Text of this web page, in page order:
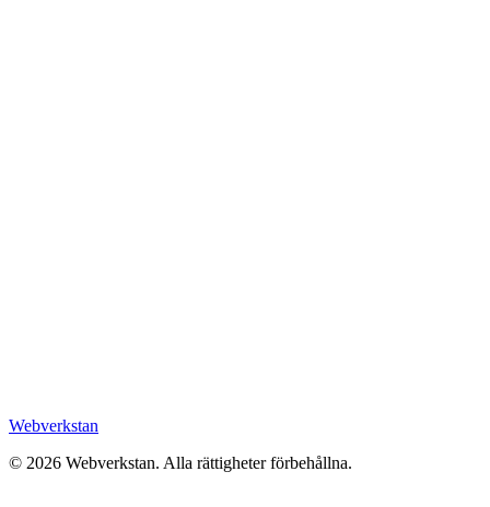
Webverkstan
© 2026 Webverkstan. Alla rättigheter förbehållna.